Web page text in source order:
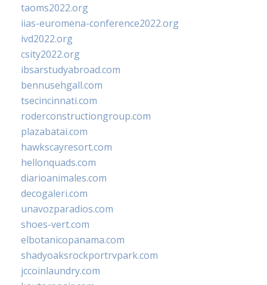
taoms2022.org
iias-euromena-conference2022.org
ivd2022.org
csity2022.org
ibsarstudyabroad.com
bennusehgall.com
tsecincinnati.com
roderconstructiongroup.com
plazabatai.com
hawkscayresort.com
hellonquads.com
diarioanimales.com
decogaleri.com
unavozparadios.com
shoes-vert.com
elbotanicopanama.com
shadyoaksrockportrvpark.com
jccoinlaundry.com